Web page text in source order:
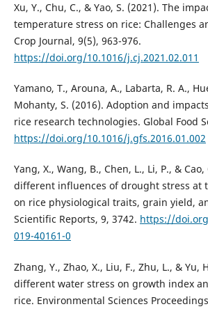
Xu, Y., Chu, C., & Yao, S. (2021). The
temperature stress on rice: Challenges
Crop Journal, 9(5), 963-976.
https://doi.org/10.1016/j.cj.2021.02.011
Yamano, T., Arouna, A., Labarta, R. A.,
Mohanty, S. (2016). Adoption and
rice research technologies. Global Food
https://doi.org/10.1016/j.gfs.2016.01.002
Yang, X., Wang, B., Chen, L., Li, P., &
different influences of drought stress at
on rice physiological traits, grain yield,
Scientific Reports, 9, 3742. https://
019-40161-0
Zhang, Y., Zhao, X., Liu, F., Zhu, L., & Yu,
different water stress on growth index
rice. Environmental Sciences